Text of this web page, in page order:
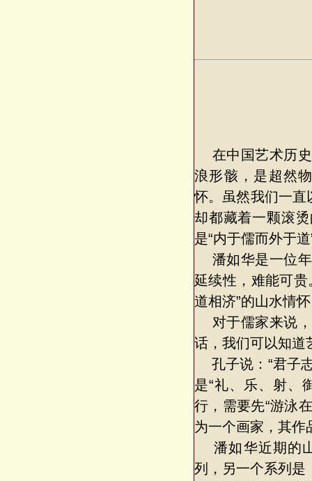
在中国艺术历史
浪形骸，是超然
怀。虽然我们一直
却都藏着一颗滚
是“内于儒而外于
潘如华是一位年
延续性，难能可
道相济”的山水情
对于儒家来说，
话，我们可以知道
孔子说：“君子
是“礼、乐、射、
行，需要先“游泳
为一个画家，其作
潘如华近期的
列，另一个系列是